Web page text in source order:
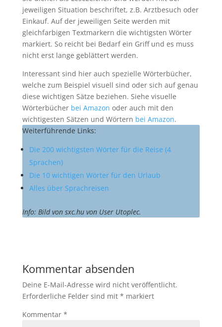
jeweiligen Situation beschriftet, z.B. Arztbesuch oder
Einkauf. Auf der jeweiligen Seite werden mit
gleichfarbigen Textmarkern die wichtigsten Wörter
markiert. So reicht bei Bedarf ein Griff und es muss
nicht erst lange geblättert werden.
Interessant sind hier auch spezielle Wörterbücher,
welche zum Beispiel visuell sind oder sich auf genau
diese wichtigen Sätze beziehen. Siehe visuelle
Wörterbücher bei Amazon oder auch mit den
wichtigesten Sätzen und Wörtern bei Amazon.
Weiterführende Links:
Die 200 wichtigsten Wörter für die Reise (4
Sprachen)
Die 10 wichtigen Wörter für den Urlaub
Alles über Sprachreisen
Info: Bild von sxc.hu von User Utoplec.
Kommentar absenden
Deine E-Mail-Adresse wird nicht veröffentlicht.
Erforderliche Felder sind mit * markiert
Kommentar *